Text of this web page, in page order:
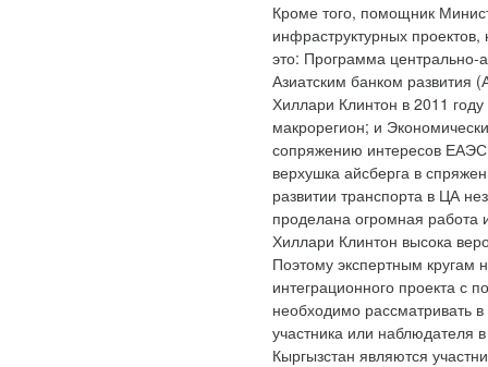
Кроме того, помощник
инфраструктурных
это: Программа центрально-
Азиатским банком
Хиллари Клинтон в 2011
макрорегион; и
сопряжению интересов
верхушка айсберга в
развитии транспорта в ЦА
проделана огромная
Хиллари Клинтон высока
Поэтому экспертным кругам
интеграционного проекта с
необходимо рассматривать
участника или наблюдателя
Кыргызстан являются